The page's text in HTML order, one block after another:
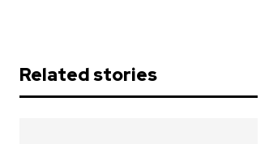
Related stories